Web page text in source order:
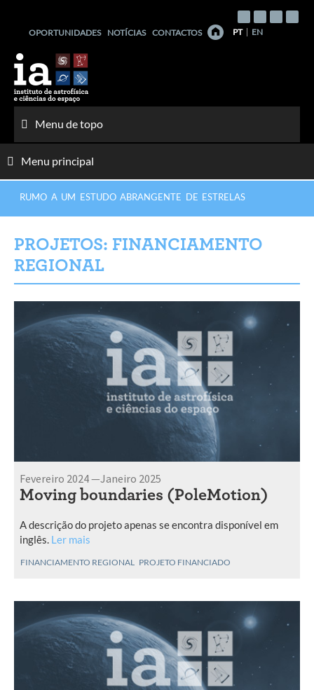
conteúdo
OPORTUNIDADES NOTÍCIAS CONTACTOS PT EN
Menu de topo
Menu principal
RUMO A UM ESTUDO ABRANGENTE DE ESTRELAS
PROJETOS: FINANCIAMENTO
REGIONAL
Fevereiro 2024 —Janeiro 2025
Moving boundaries (PoleMotion)
A descrição do projeto apenas se encontra disponível em
inglês. Ler mais
FINANCIAMENTO REGIONAL PROJETO FINANCIADO